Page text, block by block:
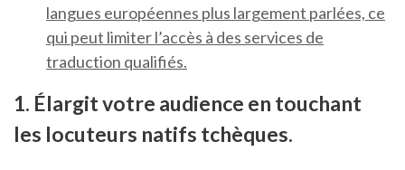
langues européennes plus largement parlées, ce
qui peut limiter l’accès à des services de
traduction qualifiés.
1. Élargit votre audience en touchant
les locuteurs natifs tchèques.